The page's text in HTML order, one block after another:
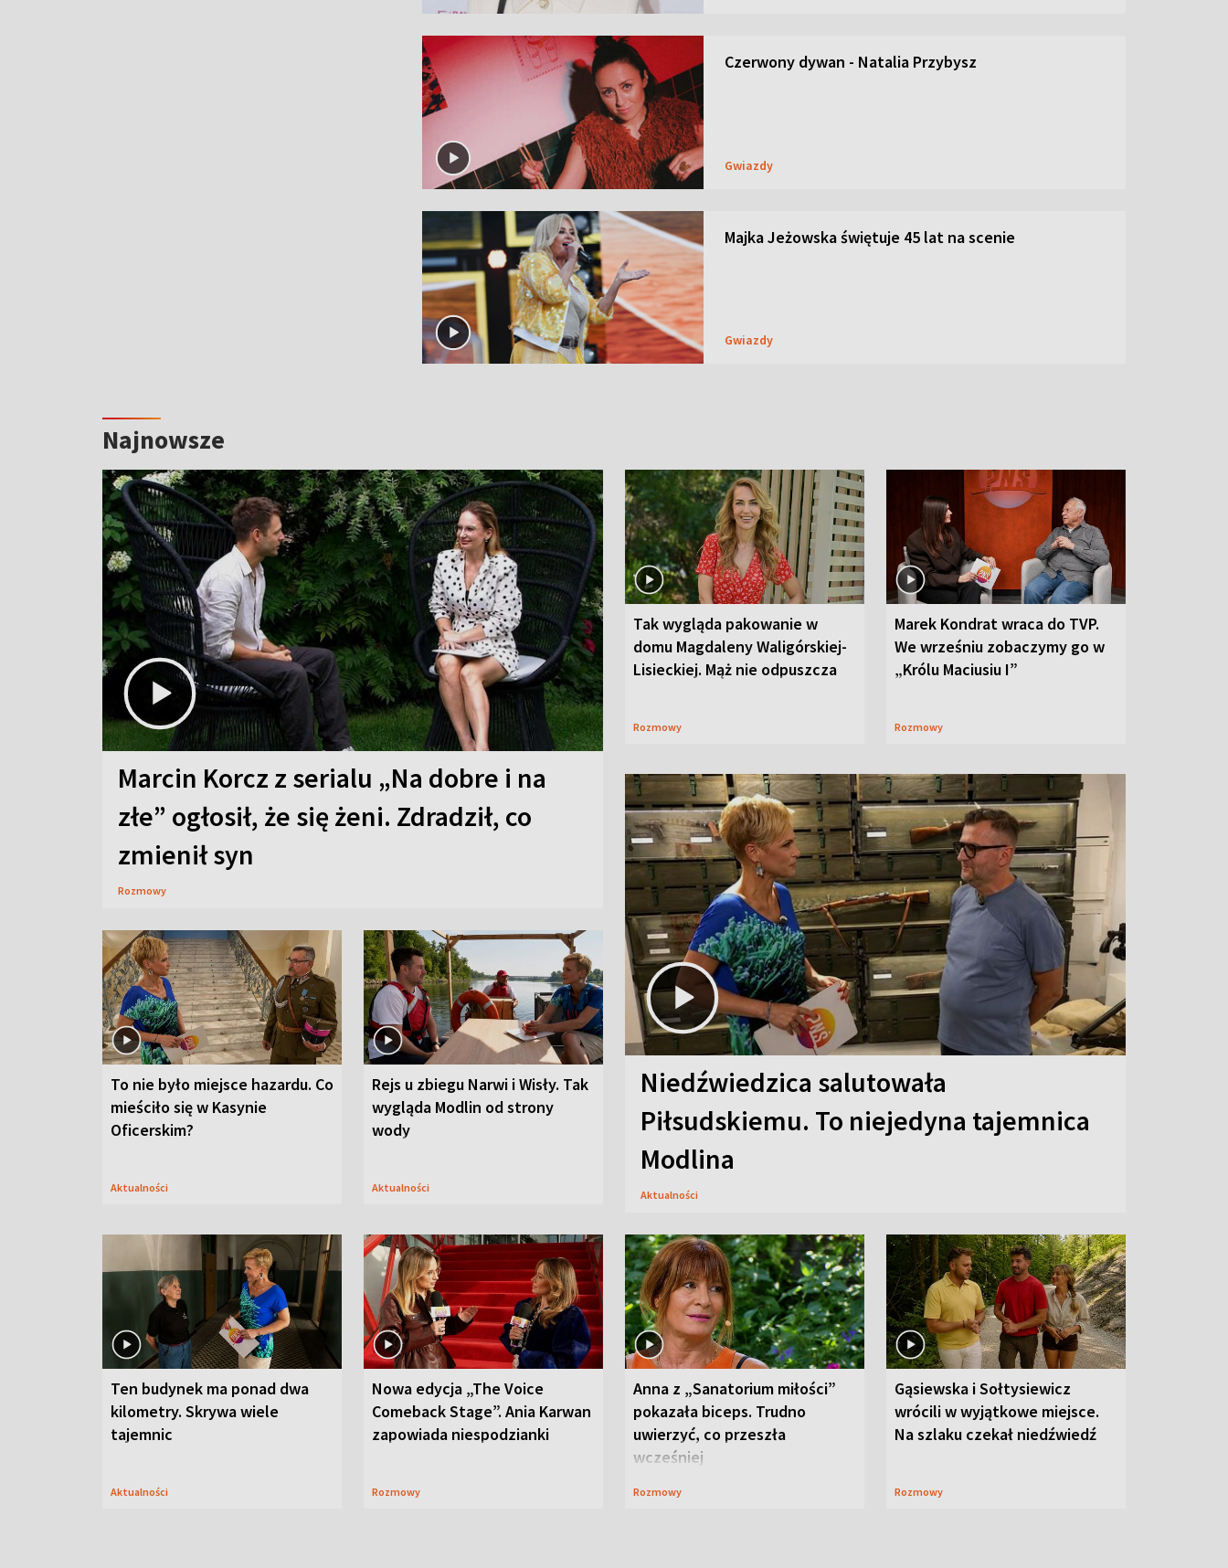
Czerwony dywan - Natalia Przybysz
Gwiazdy
Majka Jeżowska świętuje 45 lat na scenie
Gwiazdy
Najnowsze
Marcin Korcz z serialu „Na dobre i na
złe” ogłosił, że się żeni. Zdradził, co
zmienił syn
Rozmowy
Tak wygląda pakowanie w
domu Magdaleny Waligórskiej-
Lisieckiej. Mąż nie odpuszcza
Rozmowy
Marek Kondrat wraca do TVP.
We wrześniu zobaczymy go w
„Królu Maciusiu I”
Rozmowy
To nie było miejsce hazardu. Co
mieściło się w Kasynie
Oficerskim?
Aktualności
Rejs u zbiegu Narwi i Wisły. Tak
wygląda Modlin od strony
wody
Aktualności
Niedźwiedzica salutowała
Piłsudskiemu. To niejedyna tajemnica
Modlina
Aktualności
Ten budynek ma ponad dwa
kilometry. Skrywa wiele
tajemnic
Aktualności
Nowa edycja „The Voice
Comeback Stage”. Ania Karwan
zapowiada niespodzianki
Rozmowy
Anna z „Sanatorium miłości”
pokazała biceps. Trudno
uwierzyć, co przeszła
wcześniej
Rozmowy
Gąsiewska i Sołtysiewicz
wrócili w wyjątkowe miejsce.
Na szlaku czekał niedźwiedź
Rozmowy